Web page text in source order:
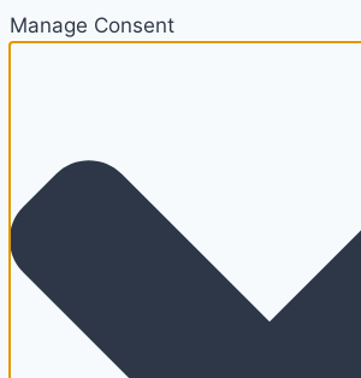
Manage Consent